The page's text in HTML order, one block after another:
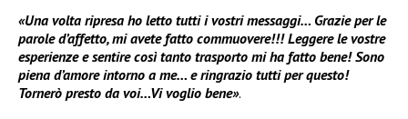
«Una volta ripresa ho letto tutti i vostri messaggi… Grazie per le
parole d’affetto, mi avete fatto commuovere!!! Leggere le vostre
esperienze e sentire così tanto trasporto mi ha fatto bene! Sono
piena d’amore intorno a me… e ringrazio tutti per questo!
Tornerò presto da voi…Vi voglio bene».